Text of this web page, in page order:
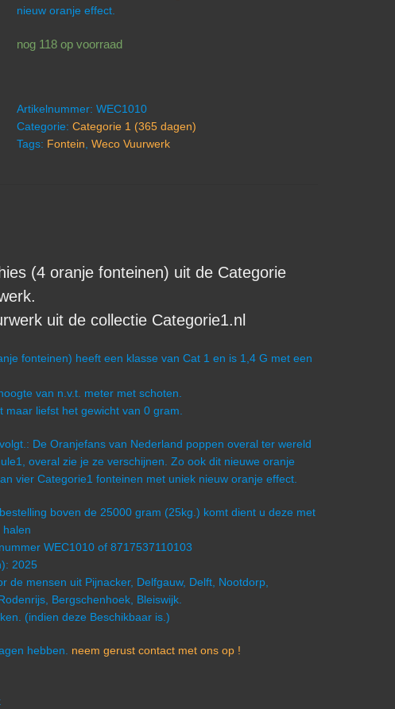
nieuw oranje effect.
nog 118 op voorraad
Artikelnummer: WEC1010
Categorie: Categorie 1 (365 dagen)
Tags: Fontein Weco Vuurwerk
(4 oranje fonteinen) uit de Categorie
uit de collectie Categorie1.nl
fonteinen) heeft een klasse van Cat 1 en is 1,4 G met een
van n.v.t. meter met schoten.
liefst het gewicht van 0 gram.
De Oranjefans van Nederland poppen overal ter wereld
overal zie je ze verschijnen. Zo ook dit nieuwe oranje
vier Categorie1 fonteinen met uniek nieuw oranje effect.
boven de 25000 gram (25kg.) komt dient u deze met
halen
WEC1010 of 8717537110103
2025
de mensen uit Pijnacker, Delfgauw, Delft, Nootdorp,
Bergschenhoek, Bleiswijk.
(indien deze Beschikbaar is.)
hebben. neem gerust contact met ons op !